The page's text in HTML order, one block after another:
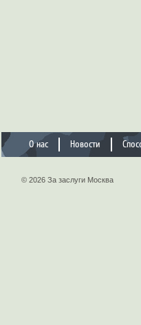
О нас Новости
© 2026 За заслуги Москва